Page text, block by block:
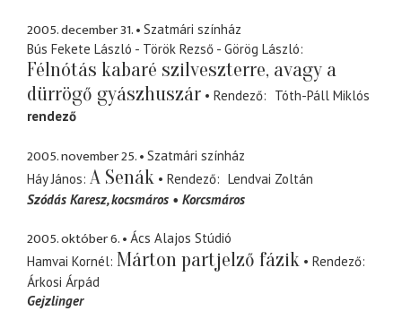
2005. december 31.
Szatmári színház
Bús Fekete László - Török Rezső - Görög László
Félnótás kabaré szilveszterre, avagy a
dürrögő gyászhuszár
Rendező
Tóth-Páll Miklós
rendező
2005. november 25.
Szatmári színház
Háy János A Senák Rendező
Lendvai Zoltán
Szódás Karesz kocsmáros Korcsmáros
2005. október 6.
Ács Alajos Stúdió
Hamvai Kornél Márton partjelző fázik
Rendező
Árkosi Árpád
Gejzlinger